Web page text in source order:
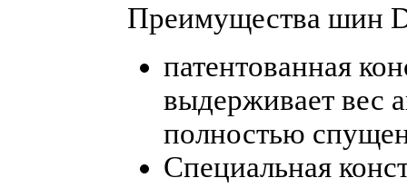
Преимущества шин
патентованная
выдерживает вес
полностью
Специальная